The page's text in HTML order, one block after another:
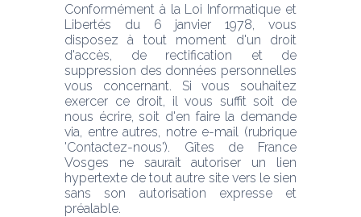
Conformément à la Loi Informatique et
Libertés du 6 janvier 1978, vous
disposez à tout moment d'un droit
d'accès, de rectification et de
suppression des données personnelles
vous concernant. Si vous souhaitez
exercer ce droit, il vous suffit soit de
nous écrire, soit d'en faire la demande
via, entre autres, notre e-mail (rubrique
'Contactez-nous'). Gîtes de France
Vosges ne saurait autoriser un lien
hypertexte de tout autre site vers le sien
sans son autorisation expresse et
préalable.